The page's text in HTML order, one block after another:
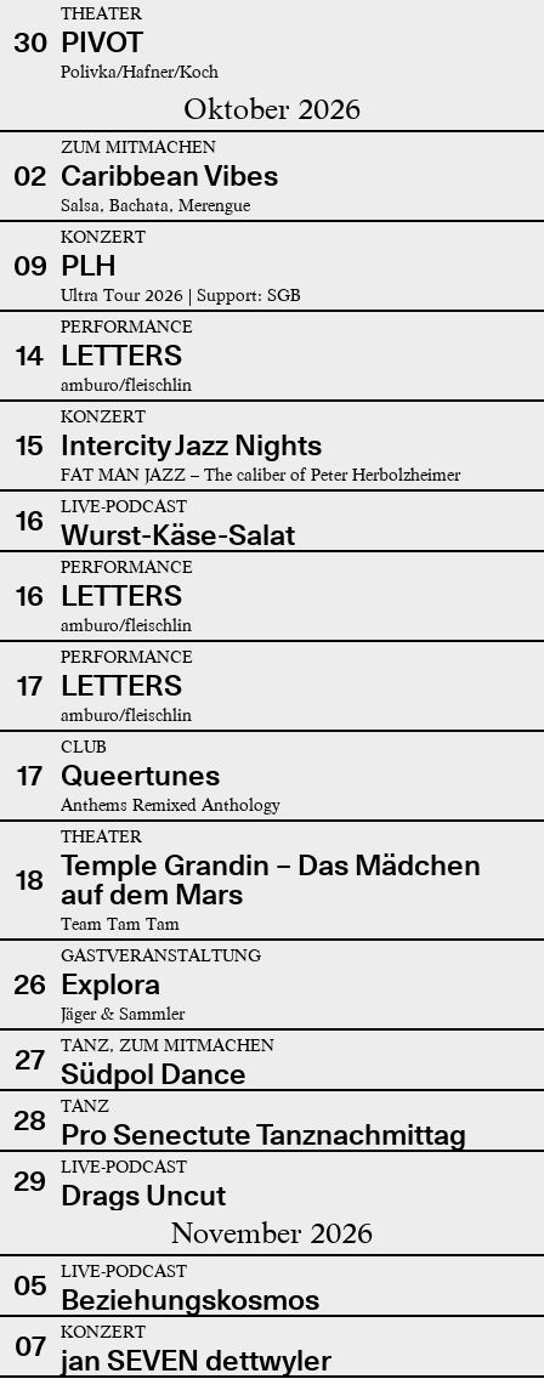
30
THEATER
PIVOT
Polivka/Hafner/Koch
Oktober 2026
02
ZUM MITMACHEN
Caribbean Vibes
Salsa, Bachata, Merengue
09
KONZERT
PLH
Ultra Tour 2026 | Support: SGB
14
PERFORMANCE
LETTERS
amburo/fleischlin
15
KONZERT
Intercity Jazz Nights
FAT MAN JAZZ – The caliber of Peter Herbolzheimer
16 LIVE-PODCAST
Wurst-Käse-Salat
16
PERFORMANCE
LETTERS
amburo/fleischlin
17
PERFORMANCE
LETTERS
amburo/fleischlin
17
CLUB
Queertunes
Anthems Remixed Anthology
18
THEATER
Temple Grandin – Das Mädchen
auf dem Mars
Team Tam Tam
26
GASTVERANSTALTUNG
Explora
Jäger & Sammler
27 TANZ, ZUM MITMACHEN
Südpol Dance
28
TANZ
Pro Senectute Tanznachmittag
29
LIVE-PODCAST
Drags Uncut
November 2026
05 LIVE-PODCAST
Beziehungskosmos
07
KONZERT
jan SEVEN dettwyler